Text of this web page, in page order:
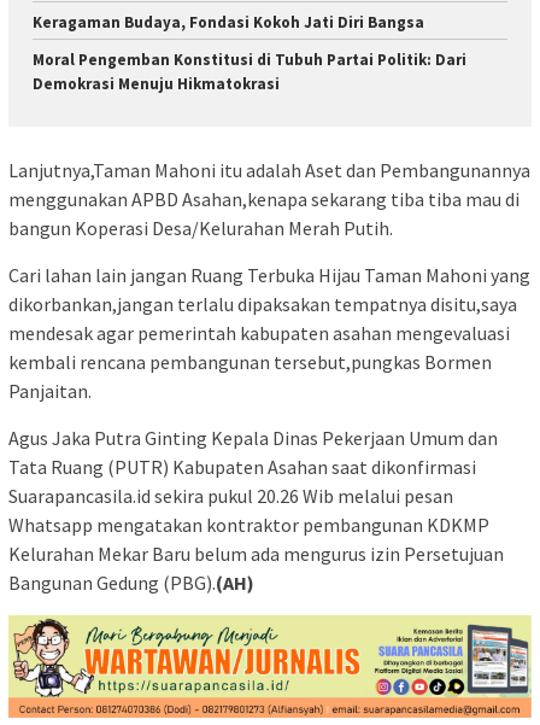
Keragaman Budaya, Fondasi Kokoh Jati Diri Bangsa
Moral Pengemban Konstitusi di Tubuh Partai Politik: Dari
Demokrasi Menuju Hikmatokrasi
Lanjutnya,Taman Mahoni itu adalah Aset dan Pembangunannya
menggunakan APBD Asahan,kenapa sekarang tiba tiba mau di
bangun Koperasi Desa/Kelurahan Merah Putih.
Cari lahan lain jangan Ruang Terbuka Hijau Taman Mahoni yang
dikorbankan,jangan terlalu dipaksakan tempatnya disitu,saya
mendesak agar pemerintah kabupaten asahan mengevaluasi
kembali rencana pembangunan tersebut,pungkas Bormen
Panjaitan.
Agus Jaka Putra Ginting Kepala Dinas Pekerjaan Umum dan
Tata Ruang (PUTR) Kabupaten Asahan saat dikonfirmasi
Suarapancasila.id sekira pukul 20.26 Wib melalui pesan
Whatsapp mengatakan kontraktor pembangunan KDKMP
Kelurahan Mekar Baru belum ada mengurus izin Persetujuan
Bangunan Gedung (PBG).(AH)